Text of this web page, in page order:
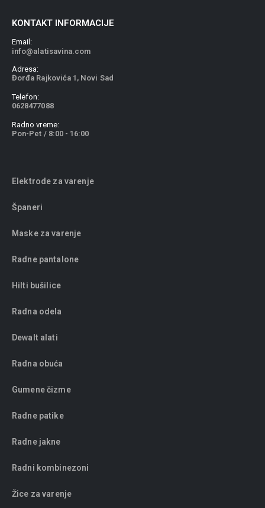
KONTAKT INFORMACIJE
Email:
info@alatisavina.com
Adresa:
Đorđa Rajkovića 1, Novi Sad
Telefon:
0628477088
Radno vreme:
Pon-Pet / 8:00 - 16:00
Elektrode za varenje
Španeri
Maske za varenje
Radne pantalone
Hilti bušilice
Radna odela
Dewalt alati
Radna obuća
Gumene čizme
Radne patike
Radne jakne
Radni kombinezoni
Žice za varenje